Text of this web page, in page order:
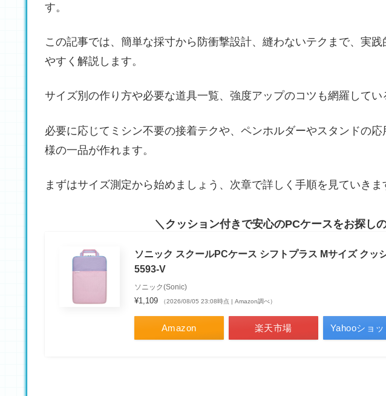
す。
この記事では、簡単な採寸から防衝撃設計、縫わないテクまで、実
やすく解説します。
サイズ別の作り方や必要な道具一覧、強度アップのコツも網羅してい
必要に応じてミシン不要の接着テクや、ペンホルダーやスタンドの
様の一品が作れます。
まずはサイズ測定から始めましょう、次章で詳しく手順を見ていきま
クッション付きで安心のPCケースをお探し
ソニック スクールPCケース シフトプラス Mサイズ クッ
5593-V
ソニック(Sonic)
¥1,109 （2026/08/05 23:08時点 | Amazon調べ）
Amazon 楽天市場 Yahooショ